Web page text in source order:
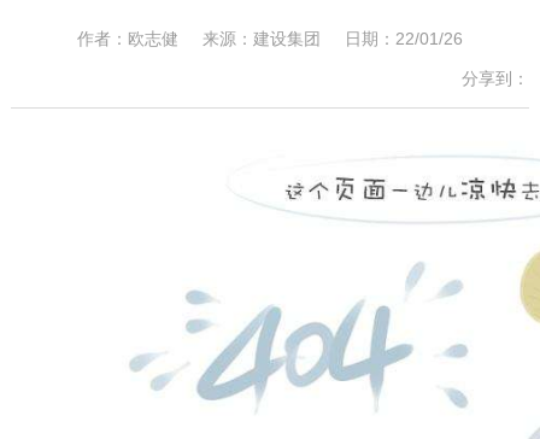
作者：欧志健 来源：建设集团 日期：22/01/26
分享到：